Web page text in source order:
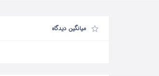
میانگین دیدگاه